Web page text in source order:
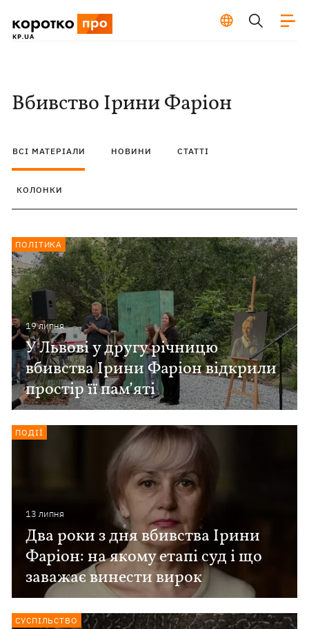
Вбивство Ірини Фаріон
ВСІ МАТЕРІАЛИ НОВИНИ СТАТТІ
КОЛОНКИ
19 липня
У Львові у другу річницю
вбивства Ірини Фаріон відкрили
простір її пам’яті
ПОЛІТИКА
13 липня
Два роки з дня вбивства Ірини
Фаріон: на якому етапі суд і що
заважає винести вирок
ПОДІЇ
СУСПІЛЬСТВО